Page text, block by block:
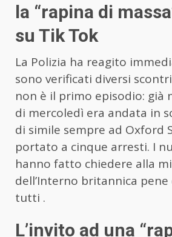
la “rapina di
su Tik Tok
La Polizia ha reagito
sono verificati diversi
non è il primo episodio: già
di mercoledì era andata in
di simile sempre ad Oxford
portato a cinque arresti. I
hanno fatto chiedere alla
dell’Interno britannica
tutti .
L’invito ad una